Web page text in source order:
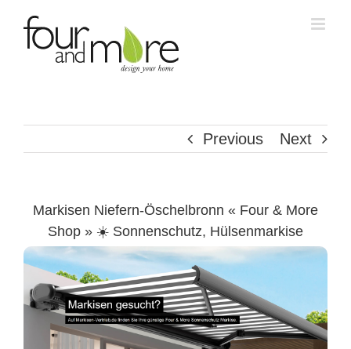
Previous Next
Markisen Niefern-Öschelbronn « Four & More
Shop » ☀️ Sonnenschutz, Hülsenmarkise